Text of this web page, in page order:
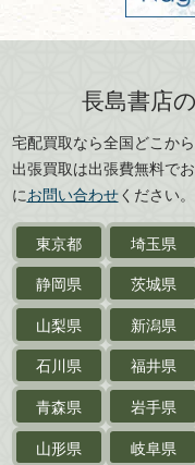
版
刀
武
近
サ
作
探
乗
鉄
戦
兵庫
島根県
徳島
愛媛県
長島書店
宅配買取なら全国どこか
出張買取は出張費無料で
にお問い合わせください。
東京都 埼玉県
静岡県
茨城県
山梨県
新潟県
石川県
福井県
青森県
岩手県
山形県
岐阜県